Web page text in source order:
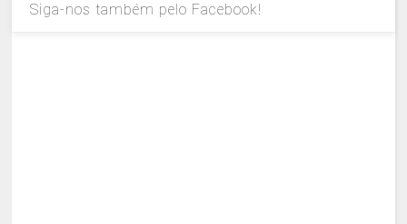
Siga-nos também pelo Facebook!